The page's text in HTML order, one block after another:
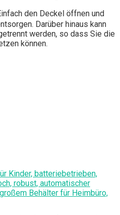
den Deckel öffnen und
Darüber hinaus kann
werden, so dass Sie die
können.
Kinder, batteriebetrieben,
robust, automatischer
Behälter für Heimbüro,